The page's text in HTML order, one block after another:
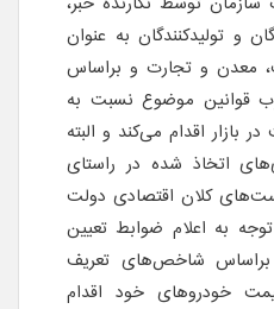
و تولید‌کنندگان به عنوان
معدن و تجارت و براساس
قوانین موضوع نسبت به
بازار اقدام می‌کند و البته
اتخاذ شده در راستای
کلان اقتصادی دولت
به اعلام ضوابط تعیین
براساس شاخص‌های تعریف
خودروهای خود اقدام